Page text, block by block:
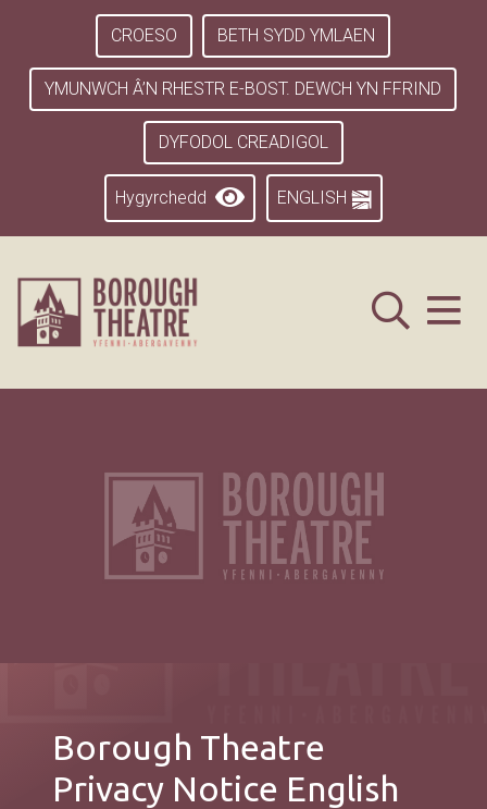
CROESO BETH SYDD YMLAEN
YMUNWCH Â’N RHESTR E-BOST. DEWCH YN FFRIND
DYFODOL CREADIGOL
Hygyrchedd ENGLISH
Borough Theatre
Privacy Notice English